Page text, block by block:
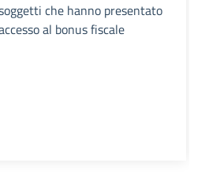
che hanno presentato
al bonus fiscale